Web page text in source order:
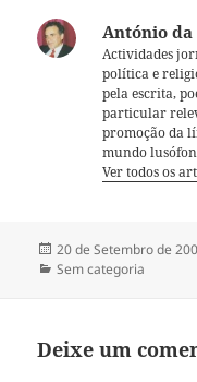
António da
Actividades
política e
pela escrita,
particular
promoção da
mundo
Ver todos os
Publicado
a
20 de Setembro de
Categorias
Sem categoria
Deixe um